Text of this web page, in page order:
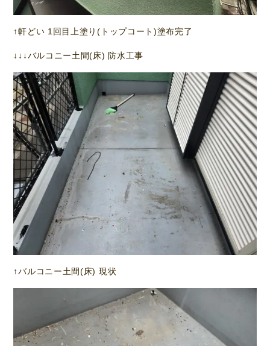
↑軒どい 1回目上塗り(トップコート)塗布完了
↓↓↓バルコニー土間(床) 防水工事
↑バルコニー土間(床) 現状